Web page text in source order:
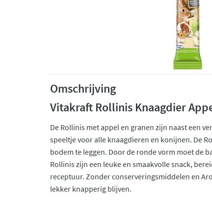
Omschrijving
Vitakraft Rollinis Knaagdier
De Rollinis met appel en granen zijn naast een
speeltje voor alle knaagdieren en konijnen. De
bodem te leggen. Door de ronde vorm moet de
Rollinis zijn een leuke en smaakvolle snack,
receptuur. Zonder conserveringsmiddelen en
lekker knapperig blijven.